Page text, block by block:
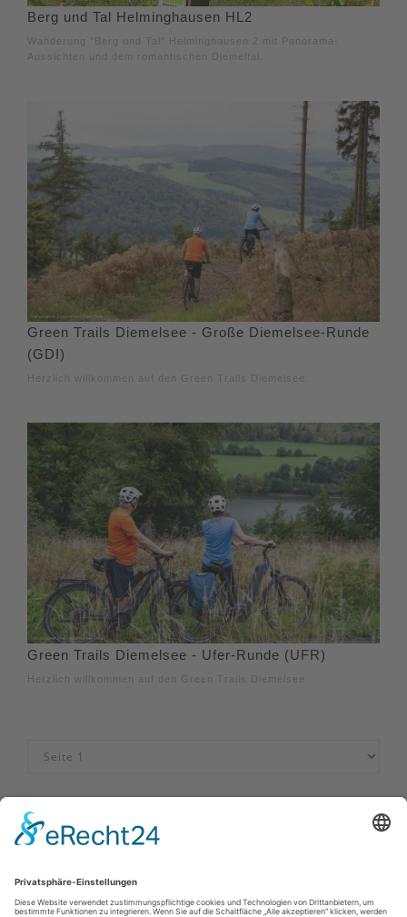
Berg und Tal Helminghausen HL2
Wanderung "Berg und Tal" Helminghausen 2 mit Panorama-
Aussichten und dem romantischen Diemeltal.
Green Trails Diemelsee - Große Diemelsee-Runde
(GDI)
Herzlich willkommen auf den Green Trails Diemelsee.
Green Trails Diemelsee - Ufer-Runde (UFR)
Herzlich willkommen auf den Green Trails Diemelsee.
Impressum|Datenschutzerklärung|Barrierefreiheitserklärung|